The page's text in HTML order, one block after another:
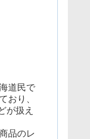
道民で
おり、
が扱え
品のレ